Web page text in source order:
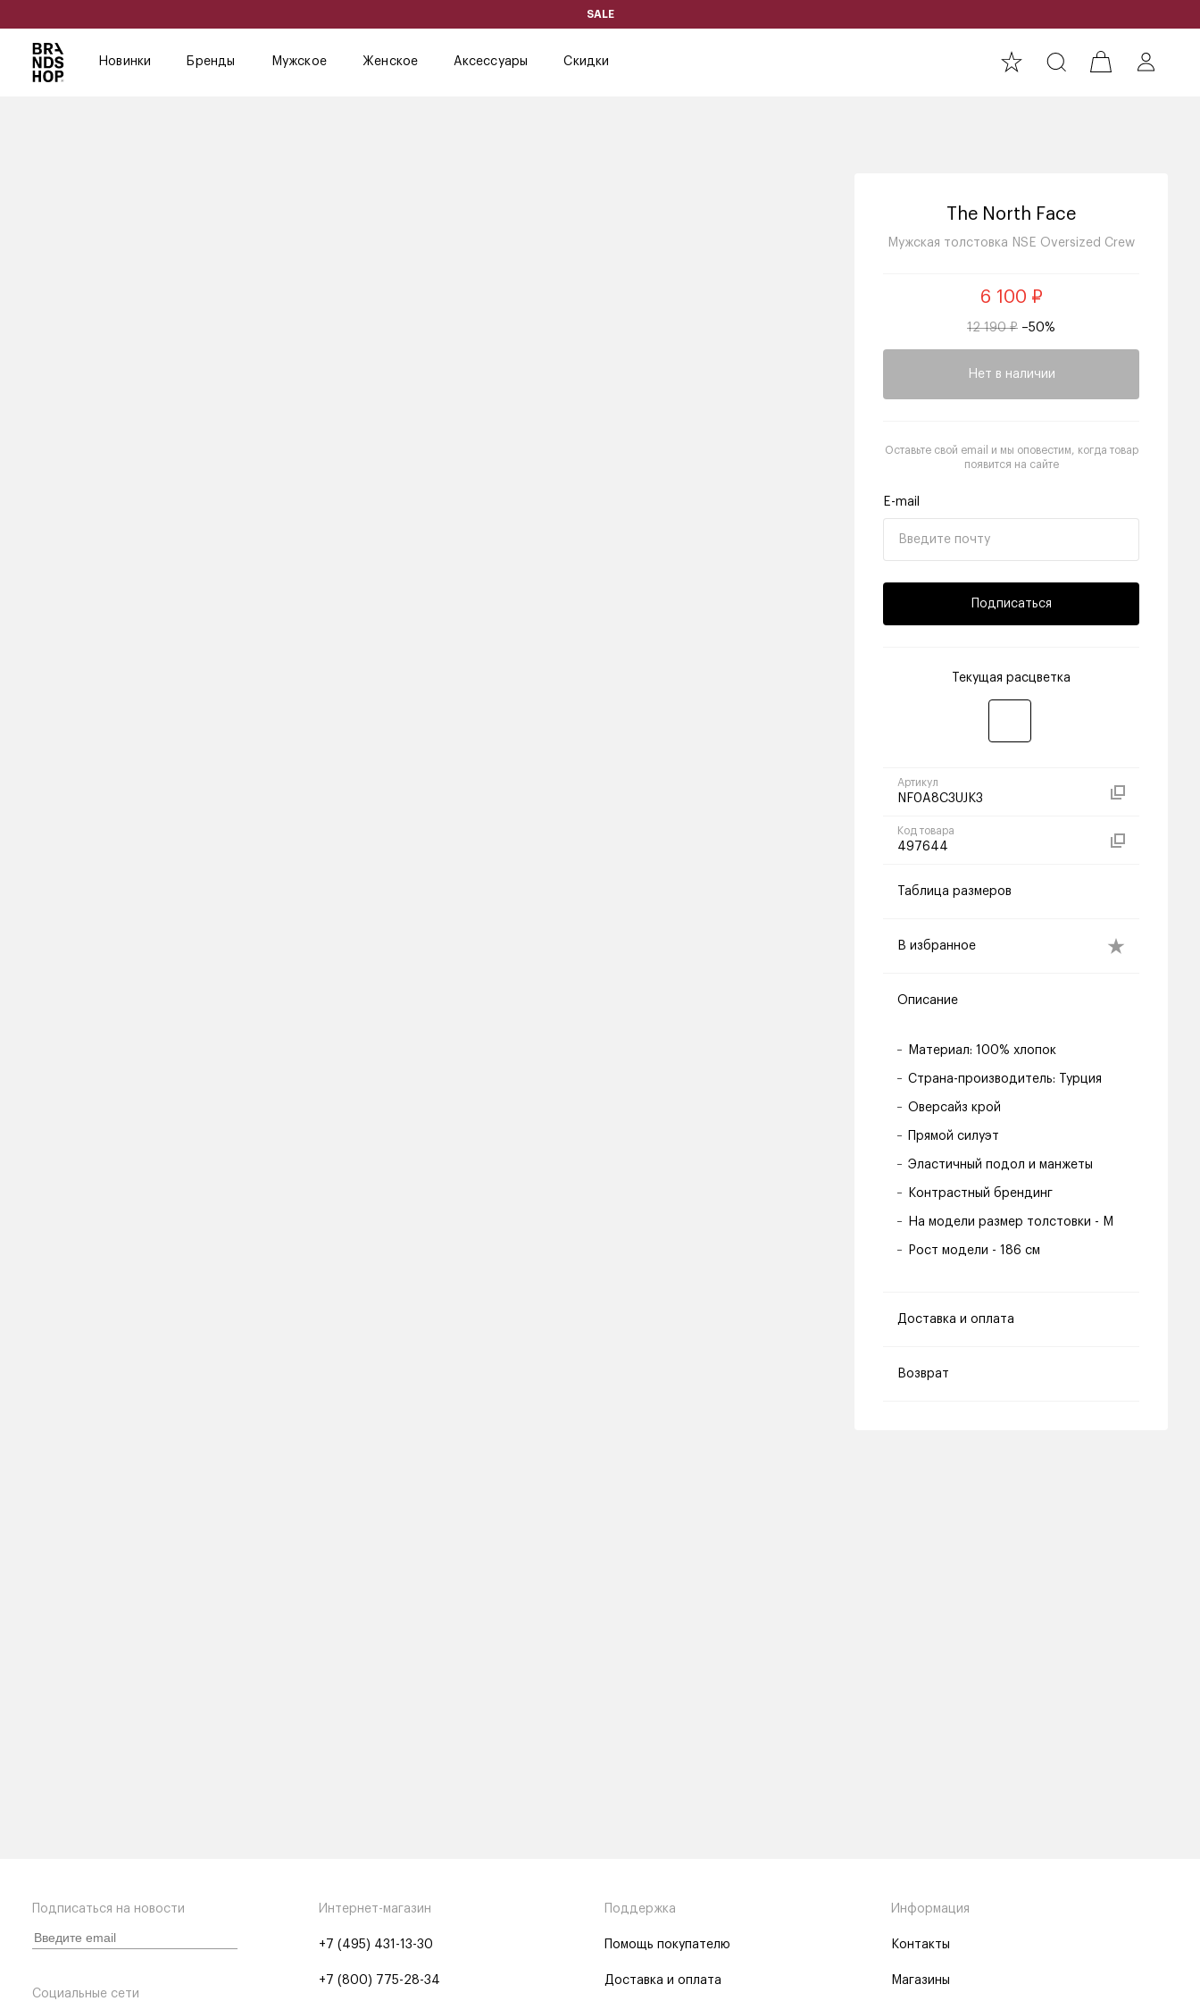
SALE
Новинки Бренды Мужское Женское Аксессуары Скидки
The North Face
Мужская толстовка NSE Oversized Crew
6 100 ₽
12 190 ₽ –50%
Нет в наличии
Оставьте свой email и мы оповестим, когда товар
появится на сайте
E-mail
Подписаться
Текущая расцветка
Артикул
NF0A8C3UJK3
Код товара
497644
Таблица размеров
В избранное
Описание
Материал: 100% хлопок
Страна-производитель: Турция
Оверсайз крой
Прямой силуэт
Эластичный подол и манжеты
Контрастный брендинг
На модели размер толстовки - M
Рост модели - 186 см
Доставка и оплата
Возврат
Подписаться на новости
Социальные сети
Интернет-магазин
+7 (495) 431-13-30
+7 (800) 775-28-34
Поддержка
Помощь покупателю
Доставка и оплата
Информация
Контакты
Магазины